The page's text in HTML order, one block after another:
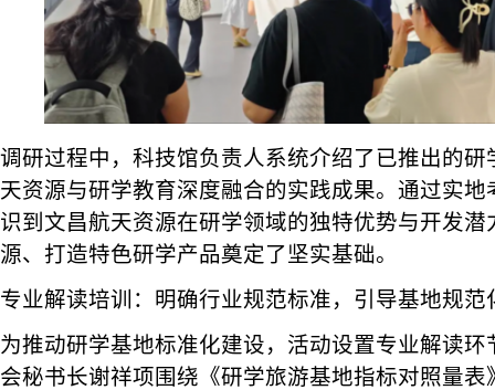
调研过程中，科技馆负责人系统介绍了已推出的
天资源与研学教育深度融合的实践成果。通过实
识到文昌航天资源在研学领域的独特优势与开发
源、打造特色研学产品奠定了坚实基础。
专业解读培训：明确行业规范标准，引导基地规范
为推动研学基地标准化建设，活动设置专业解读
会秘书长谢祥项围绕《研学旅游基地指标对照量